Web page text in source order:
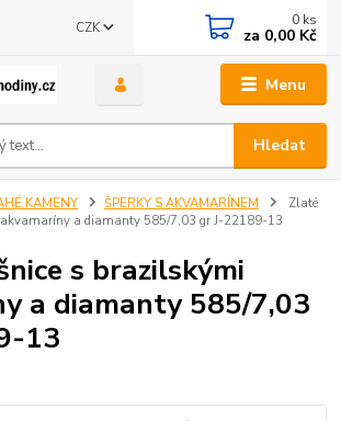
Menu
CZK
Hledat
0 ks
za 0,00 Kč
KAMENY ŠPERKY S AKVAMARÍNEM
Zlaté
a diamanty 585/7,03 gr J-22189-13
s brazilskými
a diamanty 585/7,03
13